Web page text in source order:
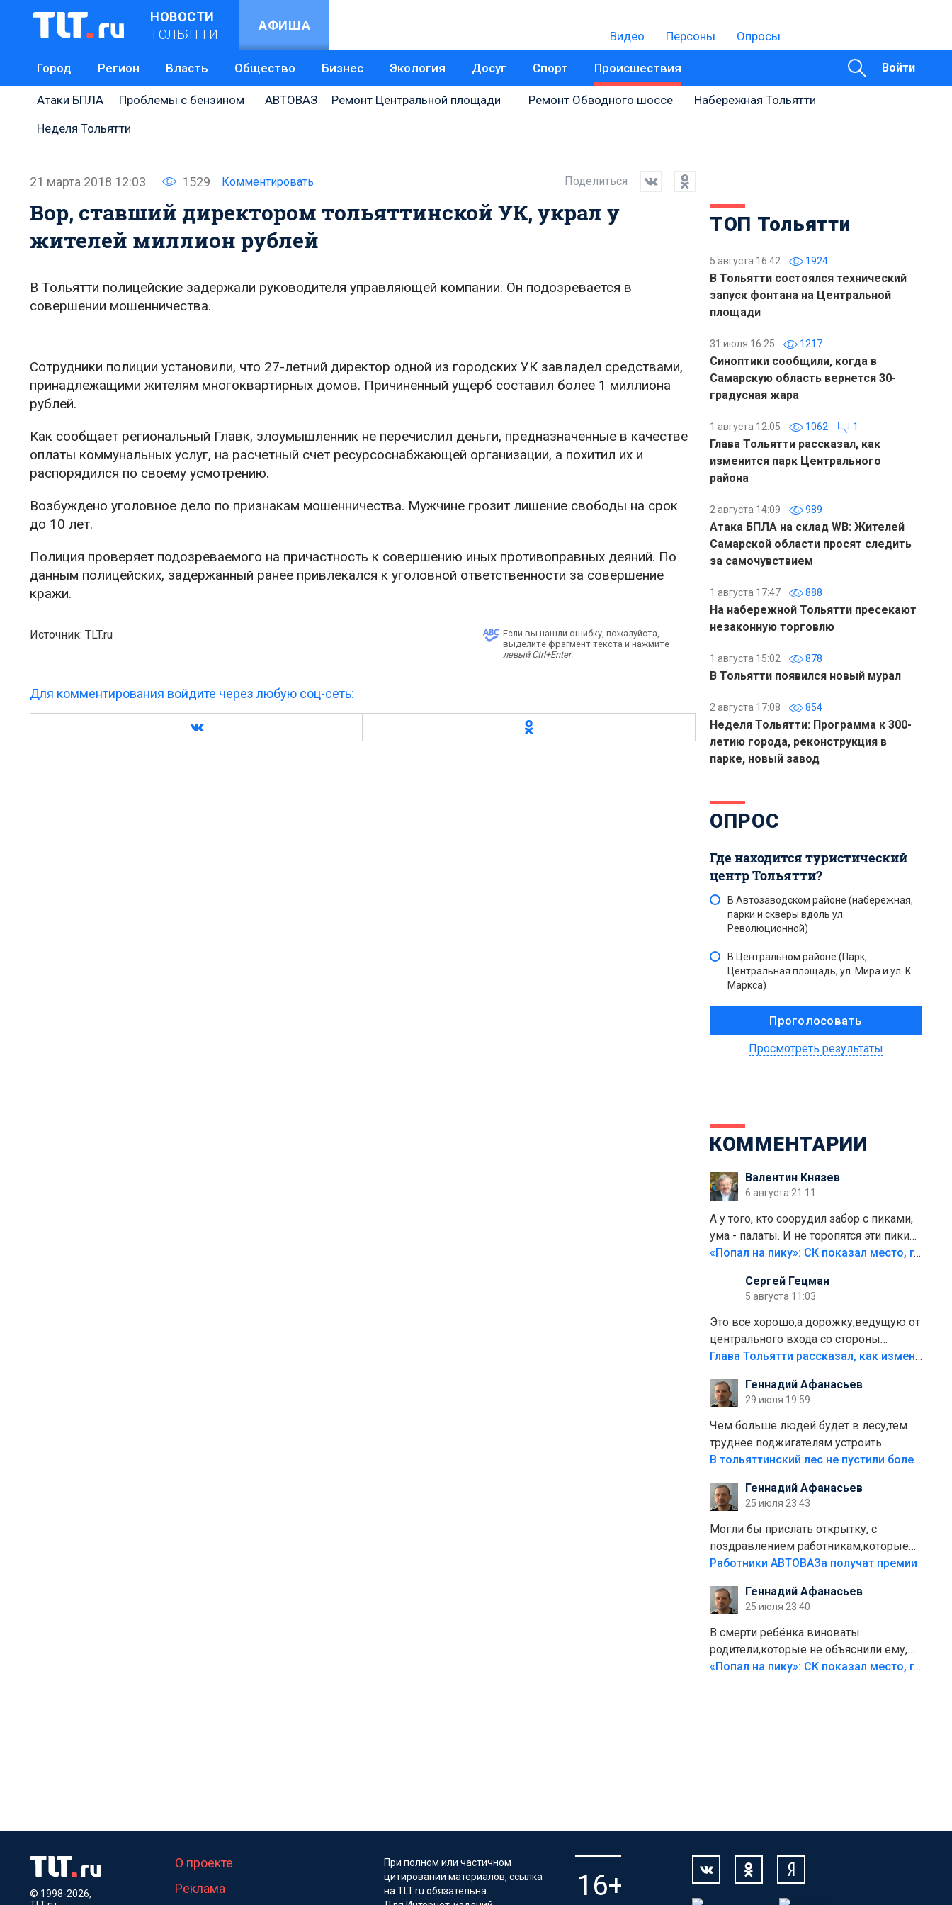
НОВОСТИ
ТОЛЬЯТТИ
АФИША
Видео Персоны Опросы
Город Регион Власть Общество Бизнес Экология Досуг Спорт Происшествия Войти
Атаки БПЛА Проблемы с бензином АВТОВАЗ Ремонт Центральной площади Ремонт Обводного шоссе
Набережная Тольятти
Неделя Тольятти
21 марта 2018 12:03 1529 Комментировать Поделиться
Вор, ставший директором тольяттинской УК, украл у
жителей миллион рублей
В Тольятти полицейские задержали руководителя управляющей компании. Он подозревается в
совершении мошенничества.
Сотрудники полиции установили, что 27-летний директор одной из городских УК завладел средствами,
принадлежащими жителям многоквартирных домов. Причиненный ущерб составил более 1 миллиона
рублей.
Как сообщает региональный Главк, злоумышленник не перечислил деньги, предназначенные в качестве
оплаты коммунальных услуг, на расчетный счет ресурсоснабжающей организации, а похитил их и
распорядился по своему усмотрению.
Возбуждено уголовное дело по признакам мошенничества. Мужчине грозит лишение свободы на срок
до 10 лет.
Полиция проверяет подозреваемого на причастность к совершению иных противоправных деяний. По
данным полицейских, задержанный ранее привлекался к уголовной ответственности за совершение
кражи.
Источник: TLT.ru
Если вы нашли ошибку, пожалуйста,
выделите фрагмент текста и нажмите
левый Ctrl+Enter.
Для комментирования войдите через любую соц-сеть:
ТОП Тольятти
5 августа 16:42 1924
В Тольятти состоялся технический
запуск фонтана на Центральной
площади
31 июля 16:25 1217
Синоптики сообщили, когда в
Самарскую область вернется 30-
градусная жара
1 августа 12:05 1062 1
Глава Тольятти рассказал, как
изменится парк Центрального
района
2 августа 14:09 989
Атака БПЛА на склад WB: Жителей
Самарской области просят следить
за самочувствием
1 августа 17:47 888
На набережной Тольятти пресекают
незаконную торговлю
1 августа 15:02 878
В Тольятти появился новый мурал
2 августа 17:08 854
Неделя Тольятти: Программа к 300-
летию города, реконструкция в
парке, новый завод
ОПРОС
Где находится туристический
центр Тольятти?
В Автозаводском районе (набережная,
парки и скверы вдоль ул.
Революционной)
В Центральном районе (Парк,
Центральная площадь, ул. Мира и ул. К.
Маркса)
Просмотреть результаты
КОММЕНТАРИИ
Валентин Князев
6 августа 21:11
А у того, кто соорудил забор с пиками,
ума - палаты. И не торопятся эти пики
срезать
«Попал на пику»: СК показал место, где был смертельно травмирован ребенок в Тольятти
Сергей Гецман
5 августа 11:03
Это все хорошо,а дорожку,ведущую от
центрального входа со стороны
кафе"Мираж" к аттракционам слабо
плитки не хватило,т.к.осенью и зимой
лежала в парке и испортилась.Да
еще,видимо,часть украли.
Глава Тольятти рассказал, как изменится парк Центрального района
Геннадий Афанасьев
29 июля 19:59
Чем больше людей будет в лесу,тем
труднее поджигателям устроить
пожар.Тех кто разводит костры,тех
полно стоит,почему водители всё
равно едут в лес? Штрафы мизерные.
В тольяттинский лес не пустили более тысячи автомобилей
Геннадий Афанасьев
25 июля 23:43
Могли бы прислать открытку, с
поздравлением работникам,которые
больше сорока лет отработали на
Работники АВТОВАЗа получат премии
Геннадий Афанасьев
25 июля 23:40
В смерти ребёнка виноваты
родители,которые не объяснили ему,
что такое хорошо и что такое плохо!
«Попал на пику»: СК показал место, где был смертельно травмирован ребенок в Тольятти
© 1998-2026,
О проекте
Реклама
При полном или частичном
цитировании материалов, ссылка
на TLT.ru обязательна.